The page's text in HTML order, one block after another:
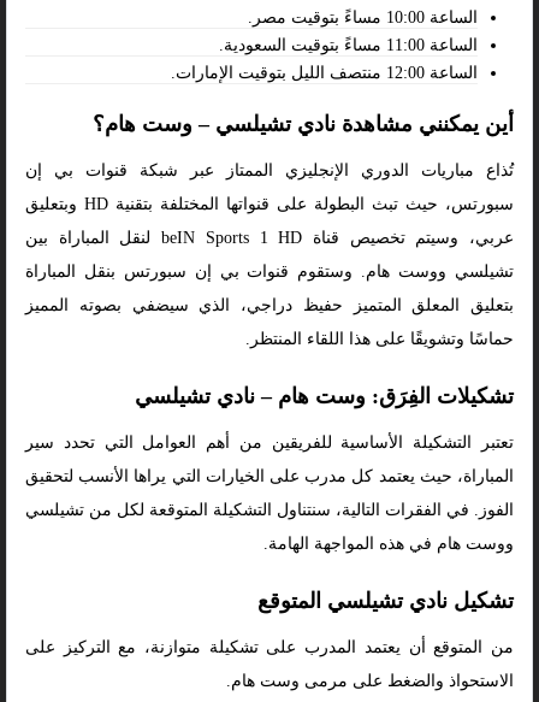
الساعة 10:00 مساءً بتوقيت مصر.
الساعة 11:00 مساءً بتوقيت السعودية.
الساعة 12:00 منتصف الليل بتوقيت الإمارات.
أين يمكنني مشاهدة نادي تشيلسي – وست هام؟
تُذاع مباريات الدوري الإنجليزي الممتاز عبر شبكة قنوات بي إن
سبورتس، حيث تبث البطولة على قنواتها المختلفة بتقنية HD وبتعليق
عربي، وسيتم تخصيص قناة beIN Sports 1 HD لنقل المباراة بين
تشيلسي ووست هام. وستقوم قنوات بي إن سبورتس بنقل المباراة
بتعليق المعلق المتميز حفيظ دراجي، الذي سيضفي بصوته المميز
حماسًا وتشويقًا على هذا اللقاء المنتظر.
تشكيلات الفِرَق: وست هام – نادي تشيلسي
تعتبر التشكيلة الأساسية للفريقين من أهم العوامل التي تحدد سير
المباراة، حيث يعتمد كل مدرب على الخيارات التي يراها الأنسب لتحقيق
الفوز. في الفقرات التالية، سنتناول التشكيلة المتوقعة لكل من تشيلسي
ووست هام في هذه المواجهة الهامة.
تشكيل نادي تشيلسي المتوقع
من المتوقع أن يعتمد المدرب على تشكيلة متوازنة، مع التركيز على
الاستحواذ والضغط على مرمى وست هام.